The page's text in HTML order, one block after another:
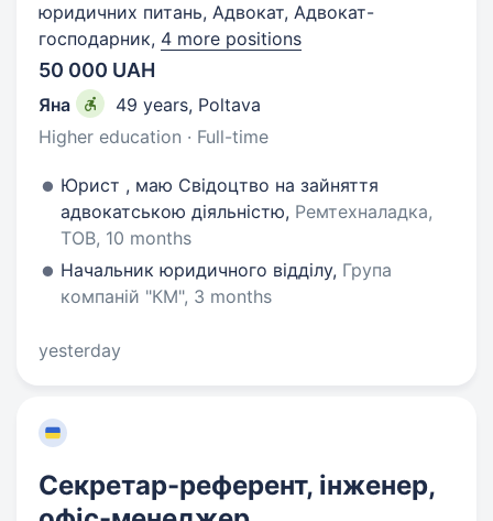
юридичних питань, Адвокат, Адвокат-
господарник, 4 more positions
50 000 UAH
Яна 49 years, Poltava
Higher education · Full-time
Юрист , маю Свідоцтво на зайняття
адвокатською діяльністю, Ремтехналадка,
ТОВ, 10 months
Начальник юридичного відділу, Група
компаній "КМ", 3 months
yesterday
Секретар-референт, інженер,